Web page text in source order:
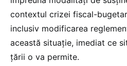
contextul crizei fiscal-
inclusiv modificarea
această situație, imediat ce
țării o va permite.